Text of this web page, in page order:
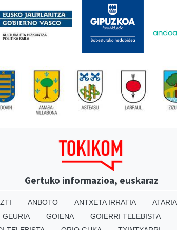
Gertuko informazioa, euskaraz
ANBOTO ANTXETA IRRATIA ATARIA
GEURIA GOIENA GOIERRI TELEBISTA